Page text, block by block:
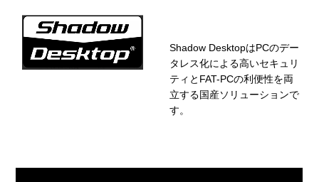
Shadow DesktopはPCのデー
タレス化による高いセキュリ
ティとFAT-PCの利便性を両
立する国産ソリューションで
す。